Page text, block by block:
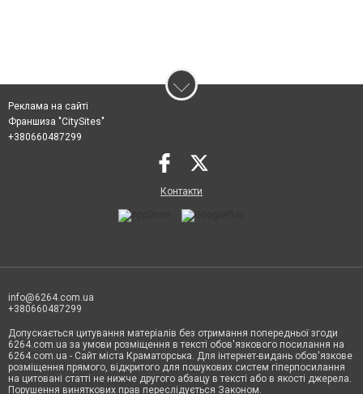
Реклама на сайті
Франшиза "CitySites"
+380660487299
Контакти
info@6264.com.ua
+380660487299
Допускається цитування матеріалів без отримання попередньої згоди
6264.com.ua за умови розміщення в тексті обов'язкового посилання на
6264.com.ua - Сайт міста Краматорська. Для інтернет-видань обов'язкове
розміщення прямого, відкритого для пошукових систем гіперпосилання
на цитовані статті не нижче другого абзацу в тексті або в якості джерела.
Порушення виняткових прав переслідується Законом.